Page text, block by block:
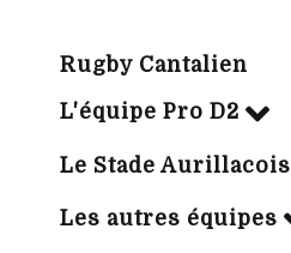
Rugby Cantalien
L'équipe Pro D2
Le Stade Aurillacois
Les autres équipes